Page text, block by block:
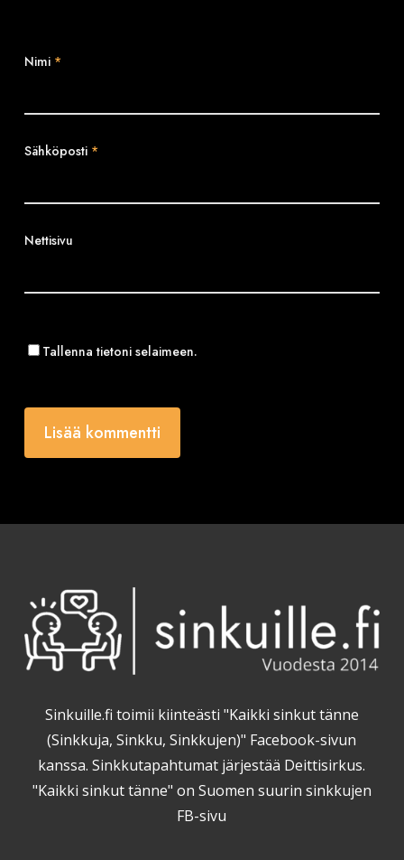
Nimi *
Sähköposti *
Nettisivu
Tallenna tietoni selaimeen.
Sinkuille.fi toimii kiinteästi "Kaikki sinkut tänne
(Sinkkuja, Sinkku, Sinkkujen)" Facebook-sivun
kanssa. Sinkkutapahtumat järjestää Deittisirkus.
"Kaikki sinkut tänne" on Suomen suurin sinkkujen
FB-sivu